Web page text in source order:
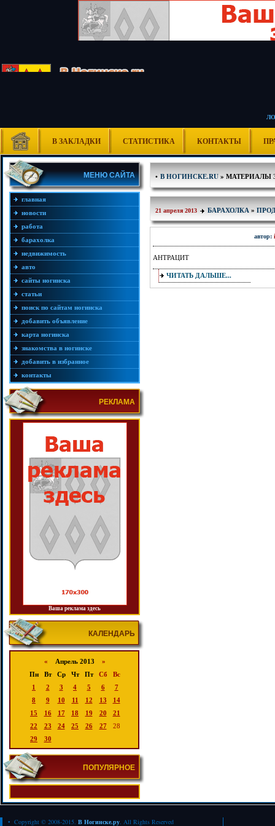
В ЗАКЛАДКИ СТАТИСТИКА КОНТАКТЫ
МЕНЮ САЙТА
главная
новости
работа
барахолка
недвижимость
авто
сайты ногинска
статьи
поиск по сайтам ногинска
добавить объявление
карта ногинска
знакомства в ногинске
добавить в избранное
контакты
РЕКЛАМА
Ваша реклама здесь
КАЛЕНДАРЬ
« Апрель 2013 »
Пн
Вт Ср Чт Пт Сб
Вс
1
2 3 4 5 6
7
8
9 10 11 12 13
14
15
16 17 18 19 20
21
22
23 24 25 26 27
28
29
30
ПОПУЛЯРНОЕ
• В НОГИНСКЕ.RU» МАТЕРИАЛЫ
21 апреля 2013 БАРАХОЛКА »
автор:
АНТРАЦИТ
ЧИТАТЬ ДАЛЬШЕ...
• Copyright © 2008-2015. В Ногинске.ру. All Rights Reserved